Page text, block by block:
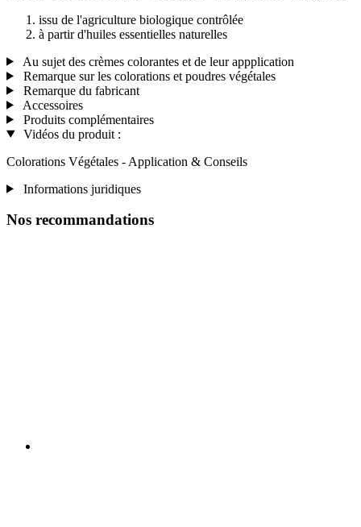
issu de l'agriculture biologique contrôlée
à partir d'huiles essentielles naturelles
Au sujet des crèmes colorantes et de leur appplication
Remarque sur les colorations et poudres végétales
Remarque du fabricant
Accessoires
Produits complémentaires
Vidéos du produit :
Colorations Végétales - Application & Conseils
Informations juridiques
Nos recommandations